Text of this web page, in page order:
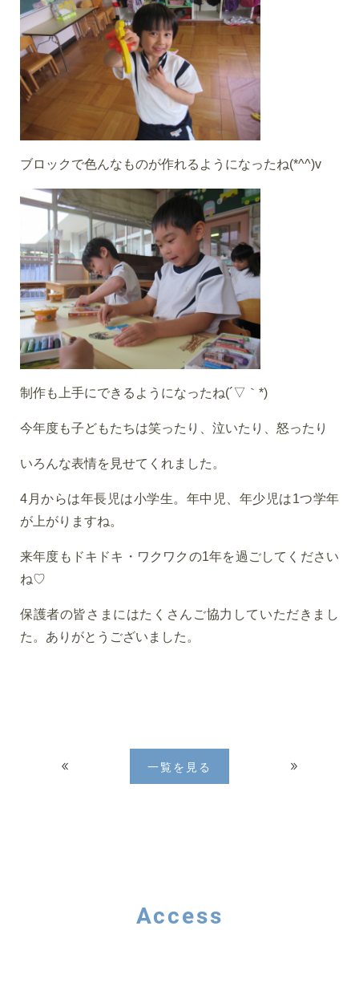
ブロックで色んなものが作れるようになったね(*^^)v
制作も上手にできるようになったね(´▽｀*)
今年度も子どもたちは笑ったり、泣いたり、怒ったり
いろんな表情を見せてくれました。
4月からは年長児は小学生。年中児、年少児は1つ学年
が上がりますね。
来年度もドキドキ・ワクワクの1年を過ごしてください
ね♡
保護者の皆さまにはたくさんご協力していただきまし
た。ありがとうございました。
一覧を見る
Access